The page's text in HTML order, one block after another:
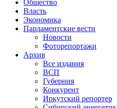
Общество
Власть
Экономика
Парламентские вести
Новости
Фоторепортажи
Архив
Все издания
ВСП
Губерния
Конкурент
Иркутский репортер